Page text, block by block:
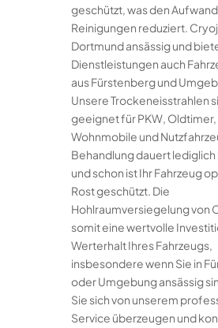
geschützt, was den
Reinigungen reduziert.
Dortmund ansässig und
Dienstleistungen auch
aus Fürstenberg und
Unsere Trockeneisstrahlen
geeignet für PKW, Oldtimer,
Wohnmobile und
Behandlung dauert lediglich
und schon ist Ihr Fahrzeug
Rost geschützt. Die
Hohlraumversiegelung von
somit eine wertvolle
Werterhalt Ihres Fahrzeugs,
insbesondere wenn Sie in
oder Umgebung ansässig
Sie sich von unserem
Service überzeugen und